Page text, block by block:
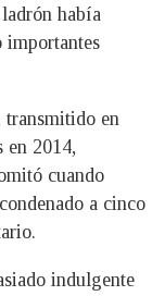
había
importantes
transmitido en
en 2014,
cuando
a cinco
indulgente